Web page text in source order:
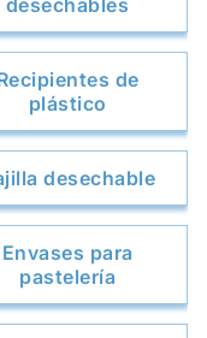
desechables
de
plástico
desechable
Envases para
pastelería